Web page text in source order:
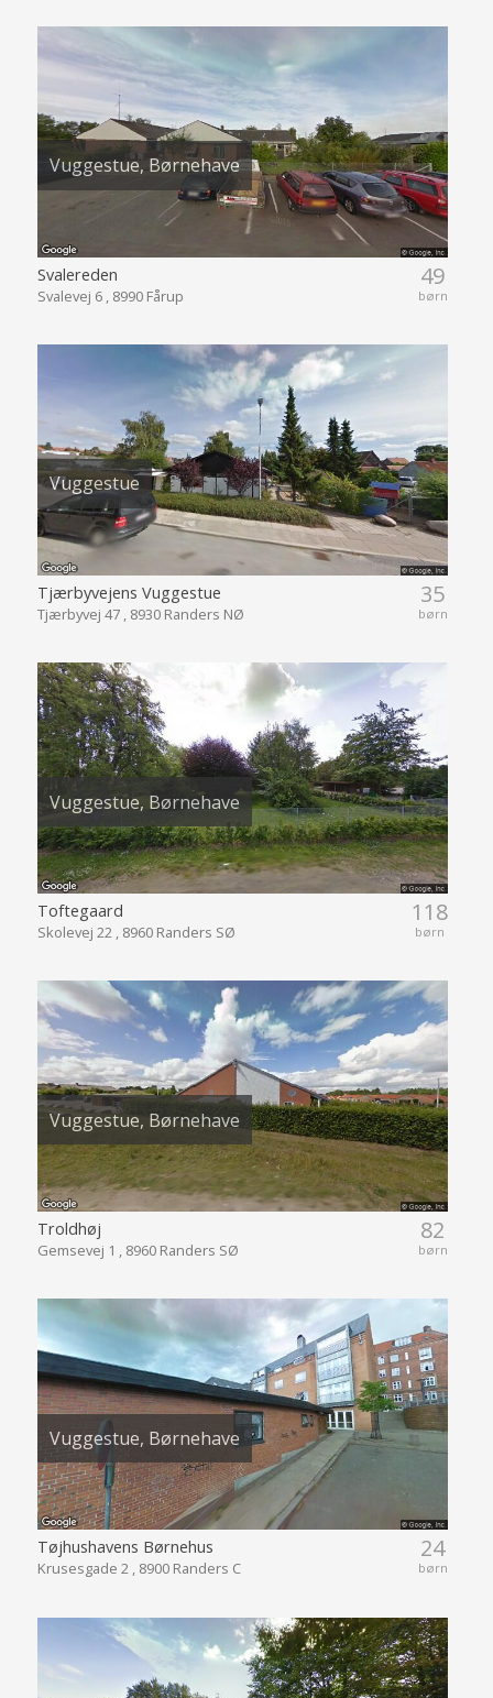
Vuggestue, Børnehave
49
børn
Svalereden
Svalevej 6 , 8990 Fårup
Vuggestue
35
børn
Tjærbyvejens Vuggestue
Tjærbyvej 47 , 8930 Randers NØ
Vuggestue, Børnehave
118
børn
Toftegaard
Skolevej 22 , 8960 Randers SØ
Vuggestue, Børnehave
82
børn
Troldhøj
Gemsevej 1 , 8960 Randers SØ
Vuggestue, Børnehave
24
børn
Tøjhushavens Børnehus
Krusesgade 2 , 8900 Randers C